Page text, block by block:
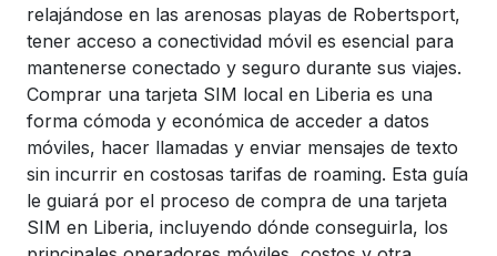
relajándose en las arenosas playas de Robertsport,
tener acceso a conectividad móvil es esencial para
mantenerse conectado y seguro durante sus viajes.
Comprar una tarjeta SIM local en Liberia es una
forma cómoda y económica de acceder a datos
móviles, hacer llamadas y enviar mensajes de texto
sin incurrir en costosas tarifas de roaming. Esta guía
le guiará por el proceso de compra de una tarjeta
SIM en Liberia, incluyendo dónde conseguirla, los